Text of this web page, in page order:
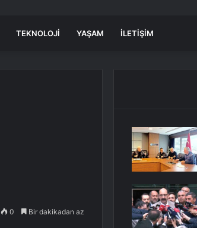
TEKNOLOJI YAŞAM İLETIŞIM
0 Bir dakikadan az